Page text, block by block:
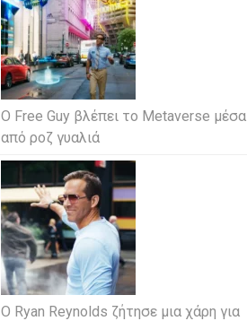
Ο Free Guy βλέπει το Metaverse μέσα
από ροζ γυαλιά
Ο Ryan Reynolds ζήτησε μια χάρη για